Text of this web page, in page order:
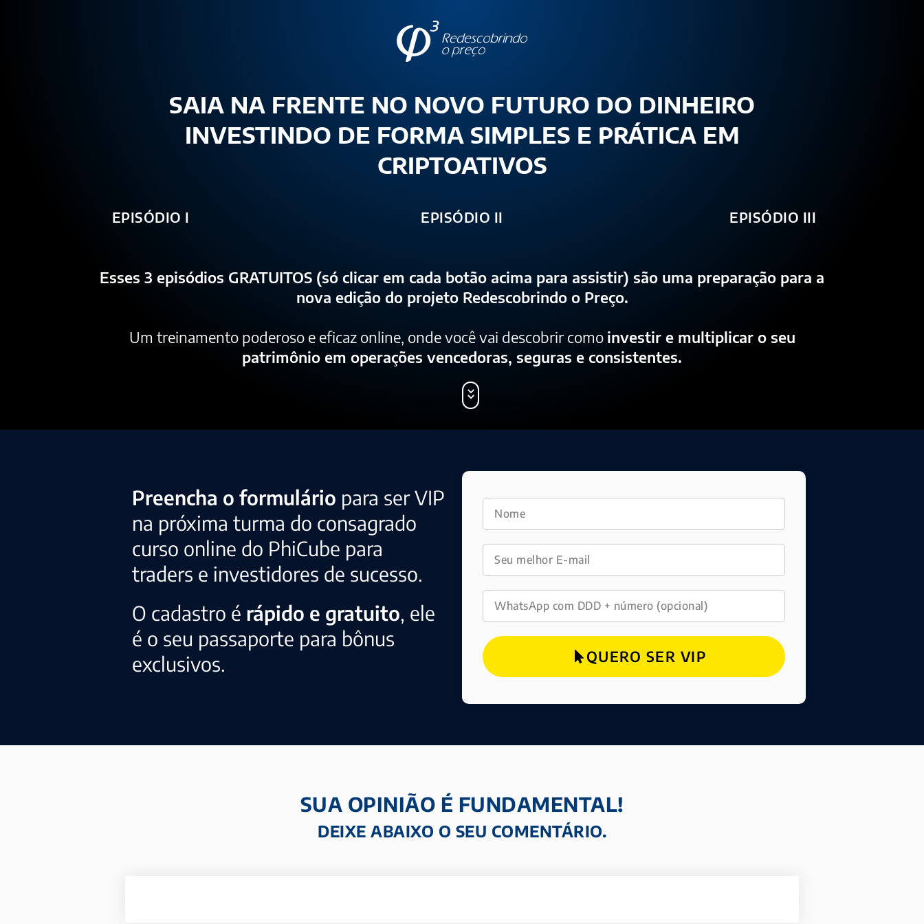
SAIA NA FRENTE NO NOVO FUTURO DO DINHEIRO
INVESTINDO DE FORMA SIMPLES E PRÁTICA EM
CRIPTOATIVOS
EPISÓDIO I EPISÓDIO II EPISÓDIO III
Esses 3 episódios GRATUITOS (só clicar em cada botão acima para assistir) são uma preparação para a
nova edição do projeto Redescobrindo o Preço.
Um treinamento poderoso e eficaz online, onde você vai descobrir como investir e multiplicar o seu
patrimônio em operações vencedoras, seguras e consistentes.
Preencha o formulário para ser VIP
na próxima turma do consagrado
curso online do PhiCube para
traders e investidores de sucesso.
O cadastro é rápido e gratuito, ele
é o seu passaporte para bônus
exclusivos.
QUERO SER VIP
SUA OPINIÃO É FUNDAMENTAL!
DEIXE ABAIXO O SEU COMENTÁRIO.